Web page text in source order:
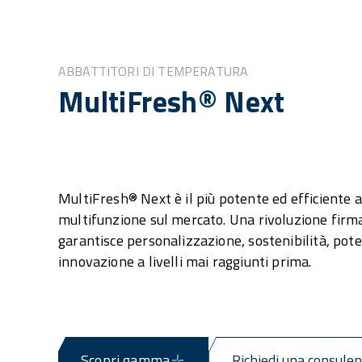
ABBATTITORI DI TEMPERATURA
MultiFresh® Next
MultiFresh® Next è il più potente ed efficiente
multifunzione sul mercato. Una rivoluzione
garantisce personalizzazione, sostenibilità,
innovazione a livelli mai raggiunti prima.